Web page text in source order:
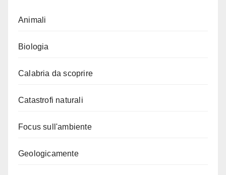
Animali
Biologia
Calabria da scoprire
Catastrofi naturali
Focus sull'ambiente
Geologicamente